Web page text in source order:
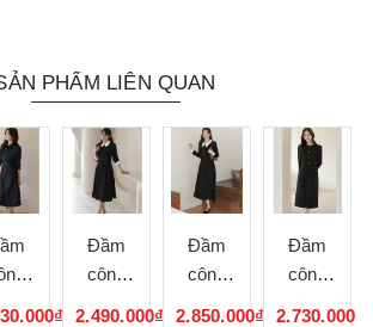
PHẨM LIÊN QUAN
Đầm
công
2.490.000₫
Đầm
công
2.850.000₫
Đầm
công
2.730.000₫